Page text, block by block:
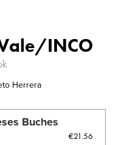
INCO
Herrera
Buches
€21.56